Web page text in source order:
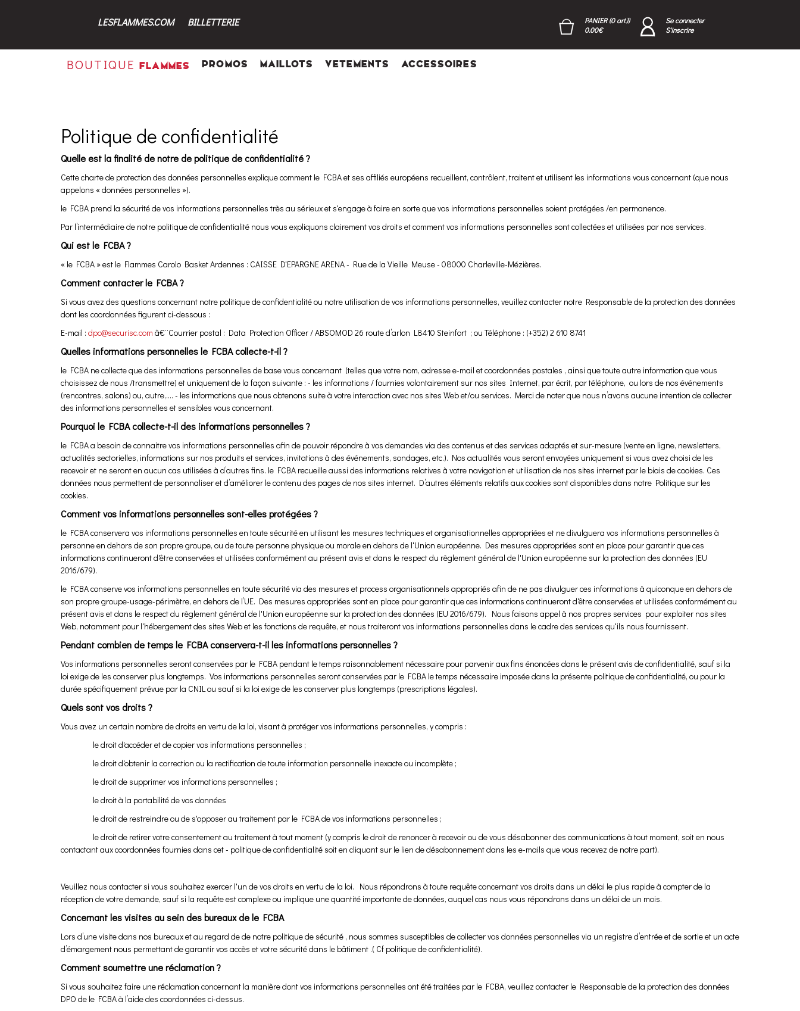
LESFLAMMES.COM BILLETTERIE
PANIER (0 art.))
0.00€
Se connecter
S'inscrire
BOUTIQUE FLAMMES PROMOS MAILLOTS VETEMENTS ACCESSOIRES
Politique de confidentialité
Quelle est la finalité de notre de politique de confidentialité ?
Cette charte de protection des données personnelles explique comment le FCBA et ses affiliés européens recueillent, contrôlent, traitent et utilisent les informations vous concernant (que nous
appelons « données personnelles »).
le FCBA prend la sécurité de vos informations personnelles très au sérieux et s'engage à faire en sorte que vos informations personnelles soient protégées /en permanence.
Par l’intermédiaire de notre politique de confidentialité nous vous expliquons clairement vos droits et comment vos informations personnelles sont collectées et utilisées par nos services.
Qui est le FCBA ?
« le FCBA » est le Flammes Carolo Basket Ardennes : CAISSE D'EPARGNE ARENA - Rue de la Vieille Meuse - 08000 Charleville-Mézières.
Comment contacter le FCBA ?
Si vous avez des questions concernant notre politique de confidentialité ou notre utilisation de vos informations personnelles, veuillez contacter notre Responsable de la protection des données
dont les coordonnées figurent ci-dessous :
E-mail : dpo@securisc.com â€¨Courrier postal : Data Protection Officer / ABSOMOD 26 route d’arlon L8410 Steinfort ; ou Téléphone : (+352) 2 610 8741
Quelles informations personnelles le FCBA collecte-t-il ?
le FCBA ne collecte que des informations personnelles de base vous concernant (telles que votre nom, adresse e-mail et coordonnées postales , ainsi que toute autre information que vous
choisissez de nous /transmettre) et uniquement de la façon suivante : - les informations / fournies volontairement sur nos sites Internet, par écrit, par téléphone, ou lors de nos événements
(rencontres, salons) ou, autre,…. - les informations que nous obtenons suite à votre interaction avec nos sites Web et/ou services. Merci de noter que nous n’avons aucune intention de collecter
des informations personnelles et sensibles vous concernant.
Pourquoi le FCBA collecte-t-il des informations personnelles ?
le FCBA a besoin de connaitre vos informations personnelles afin de pouvoir répondre à vos demandes via des contenus et des services adaptés et sur-mesure (vente en ligne, newsletters,
actualités sectorielles, informations sur nos produits et services, invitations à des événements, sondages, etc.). Nos actualités vous seront envoyées uniquement si vous avez choisi de les
recevoir et ne seront en aucun cas utilisées à d’autres fins. le FCBA recueille aussi des informations relatives à votre navigation et utilisation de nos sites internet par le biais de cookies. Ces
données nous permettent de personnaliser et d’améliorer le contenu des pages de nos sites internet. D’autres éléments relatifs aux cookies sont disponibles dans notre Politique sur les
cookies.
Comment vos informations personnelles sont-elles protégées ?
le FCBA conservera vos informations personnelles en toute sécurité en utilisant les mesures techniques et organisationnelles appropriées et ne divulguera vos informations personnelles à
personne en dehors de son propre groupe, ou de toute personne physique ou morale en dehors de l'Union européenne. Des mesures appropriées sont en place pour garantir que ces
informations continueront d'être conservées et utilisées conformément au présent avis et dans le respect du règlement général de l'Union européenne sur la protection des données (EU
2016/679).
le FCBA conserve vos informations personnelles en toute sécurité via des mesures et process organisationnels appropriés afin de ne pas divulguer ces informations à quiconque en dehors de
son propre groupe-usage-périmètre, en dehors de l’UE. Des mesures appropriées sont en place pour garantir que ces informations continueront d'être conservées et utilisées conformément au
présent avis et dans le respect du règlement général de l'Union européenne sur la protection des données (EU 2016/679). Nous faisons appel à nos propres services pour exploiter nos sites
Web, notamment pour l'hébergement des sites Web et les fonctions de requête, et nous traiteront vos informations personnelles dans le cadre des services qu'ils nous fournissent.
Pendant combien de temps le FCBA conservera-t-il les informations personnelles ?
Vos informations personnelles seront conservées par le FCBA pendant le temps raisonnablement nécessaire pour parvenir aux fins énoncées dans le présent avis de confidentialité, sauf si la
loi exige de les conserver plus longtemps. Vos informations personnelles seront conservées par le FCBA le temps nécessaire imposée dans la présente politique de confidentialité, ou pour la
durée spécifiquement prévue par la CNIL ou sauf si la loi exige de les conserver plus longtemps (prescriptions légales).
Quels sont vos droits ?
Vous avez un certain nombre de droits en vertu de la loi, visant à protéger vos informations personnelles, y compris :
le droit d'accéder et de copier vos informations personnelles ;
le droit d'obtenir la correction ou la rectification de toute information personnelle inexacte ou incomplète ;
le droit de supprimer vos informations personnelles ;
le droit à la portabilité de vos données
le droit de restreindre ou de s'opposer au traitement par le FCBA de vos informations personnelles ;
le droit de retirer votre consentement au traitement à tout moment (y compris le droit de renoncer à recevoir ou de vous désabonner des communications à tout moment, soit en nous
contactant aux coordonnées fournies dans cet - politique de confidentialité soit en cliquant sur le lien de désabonnement dans les e-mails que vous recevez de notre part).
Veuillez nous contacter si vous souhaitez exercer l'un de vos droits en vertu de la loi. Nous répondrons à toute requête concernant vos droits dans un délai le plus rapide à compter de la
réception de votre demande, sauf si la requête est complexe ou implique une quantité importante de données, auquel cas nous vous répondrons dans un délai de un mois.
Concernant les visites au sein des bureaux de le FCBA
Lors d’une visite dans nos bureaux et au regard de de notre politique de sécurité , nous sommes susceptibles de collecter vos données personnelles via un registre d’entrée et de sortie et un acte
d’émargement nous permettant de garantir vos accès et votre sécurité dans le bâtiment .( Cf politique de confidentialité).
Comment soumettre une réclamation ?
Si vous souhaitez faire une réclamation concernant la manière dont vos informations personnelles ont été traitées par le FCBA, veuillez contacter le Responsable de la protection des données
DPO de le FCBA à l’aide des coordonnées ci-dessus.